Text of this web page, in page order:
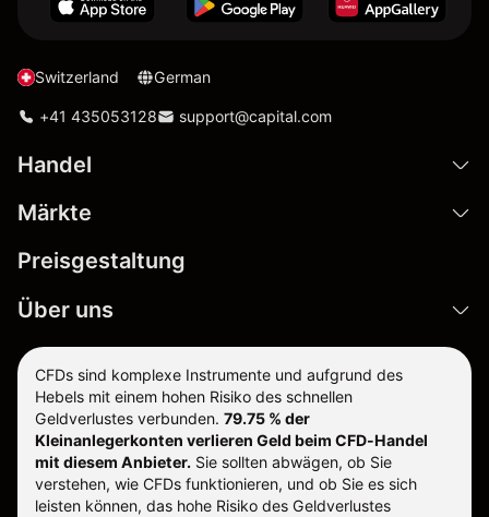
Switzerland German
+41 435053128 support@capital.com
Handel
Märkte
Preisgestaltung
Über uns
CFDs sind komplexe Instrumente und aufgrund des
Hebels mit einem hohen Risiko des schnellen
Geldverlustes verbunden. 79.75 % der
Kleinanlegerkonten verlieren Geld beim CFD-Handel
mit diesem Anbieter. Sie sollten abwägen, ob Sie
verstehen, wie CFDs funktionieren, und ob Sie es sich
leisten können, das hohe Risiko des Geldverlustes